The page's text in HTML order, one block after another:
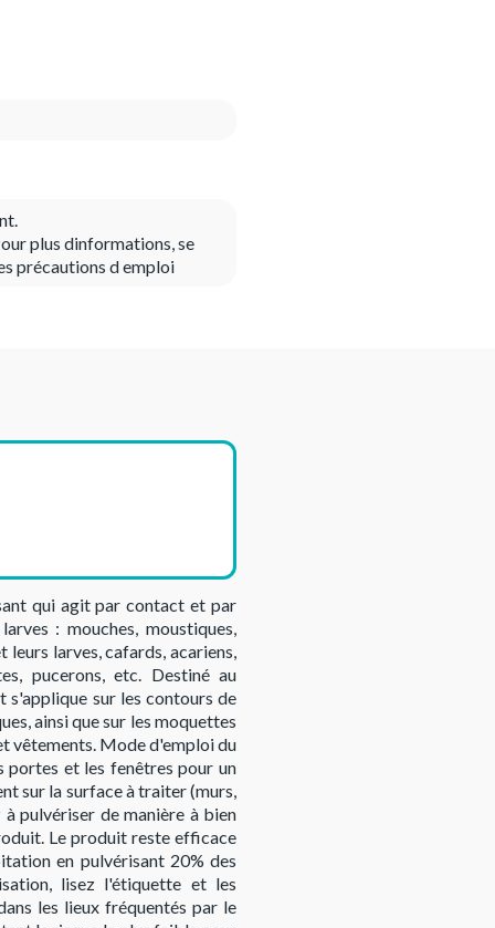
plus dinformations, se
précautions d emploi
qui agit par contact et par
: mouches, moustiques,
larves, cafards, acariens,
pucerons, etc. Destiné au
s'applique sur les contours de
ainsi que sur les moquettes
vêtements. Mode d'emploi du
portes et les fenêtres pour un
sur la surface à traiter (murs,
pulvériser de manière à bien
Le produit reste efficace
en pulvérisant 20% des
lisez l'étiquette et les
les lieux fréquentés par le